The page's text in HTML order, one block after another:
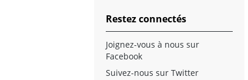
Restez connectés
Joignez-vous à nous sur
Facebook
Suivez-nous sur Twitter